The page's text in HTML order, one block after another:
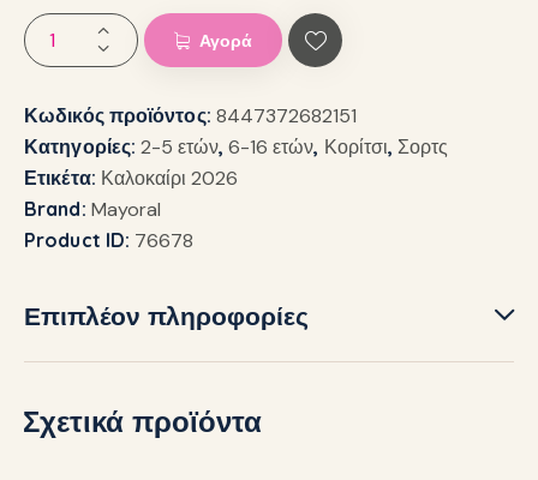
Αγορά
Κωδικός προϊόντος: 8447372682151
Κατηγορίες:2-5 ετών,6-16 ετών, Κορίτσι, Σορτς
Ετικέτα: Καλοκαίρι 2026
Brand: Mayoral
Product ID: 76678
Επιπλέον πληροφορίες
Σχετικά προϊόντα